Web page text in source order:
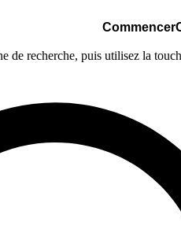
Commencer
de recherche, puis utilisez la